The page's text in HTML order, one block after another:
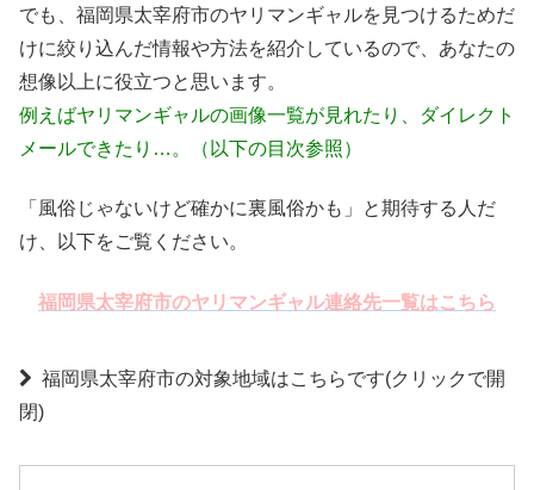
でも、福岡県太宰府市のヤリマンギャルを見つけるためだ
けに絞り込んだ情報や方法を紹介しているので、あなたの
想像以上に役立つと思います。
例えばヤリマンギャルの画像一覧が見れたり、ダイレクト
メールできたり…。（以下の目次参照）
「風俗じゃないけど確かに裏風俗かも」と期待する人だ
け、以下をご覧ください。
福岡県太宰府市のヤリマンギャル連絡先一覧はこちら
福岡県太宰府市の対象地域はこちらです(クリックで開
閉)